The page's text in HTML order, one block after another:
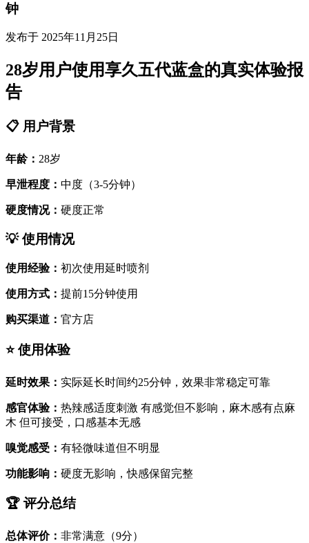
钟
发布于 2025年11月25日
28岁用户使用享久五代蓝盒的真实体验报
告
📋 用户背景
年龄： 28岁
早泄程度： 中度（3-5分钟）
硬度情况： 硬度正常
💡 使用情况
使用经验： 初次使用延时喷剂
使用方式： 提前15分钟使用
购买渠道： 官方店
⭐ 使用体验
延时效果： 实际延长时间约25分钟，效果非常稳定可靠
感官体验： 热辣感适度刺激 有感觉但不影响，麻木感有点麻
木 但可接受，口感基本无感
嗅觉感受： 有轻微味道但不明显
功能影响： 硬度无影响，快感保留完整
🏆 评分总结
总体评价： 非常满意（9分）